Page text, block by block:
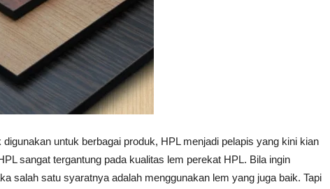
Cepat
Kering,
Kuat
untuk berbagai produk, HPL menjadi pelapis yang kini kian
sangat tergantung pada kualitas lem perekat HPL. Bila ingin
salah satu syaratnya adalah menggunakan lem yang juga baik. Tapi